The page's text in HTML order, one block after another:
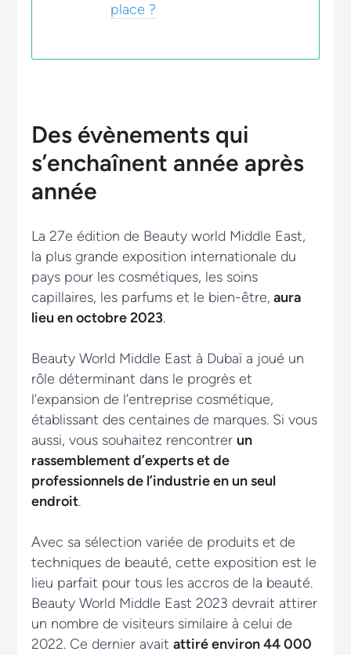
place ?
Des évènements qui
s’enchaînent année après
année
La 27e édition de Beauty world Middle East,
la plus grande exposition internationale du
pays pour les cosmétiques, les soins
capillaires, les parfums et le bien-être, aura
lieu en octobre 2023.
Beauty World Middle East à Dubaï a joué un
rôle déterminant dans le progrès et
l’expansion de l’entreprise cosmétique,
établissant des centaines de marques. Si vous
aussi, vous souhaitez rencontrer un
rassemblement d’experts et de
professionnels de l’industrie en un seul
endroit.
Avec sa sélection variée de produits et de
techniques de beauté, cette exposition est le
lieu parfait pour tous les accros de la beauté.
Beauty World Middle East 2023 devrait attirer
un nombre de visiteurs similaire à celui de
2022. Ce dernier avaitattiré environ 44 000